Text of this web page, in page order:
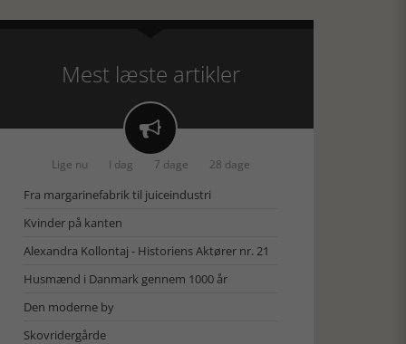
Mest læste artikler

Lige nu I dag 7 dage 28 dage
Fra margarinefabrik til juiceindustri
Kvinder på kanten
Alexandra Kollontaj - Historiens Aktører nr. 21
Husmænd i Danmark gennem 1000 år
Den moderne by
Skovridergårde